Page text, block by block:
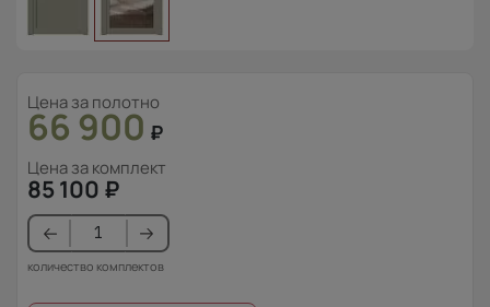
Цена за полотно
66 900 ₽
Цена за комплект
85 100 ₽
количество комплектов